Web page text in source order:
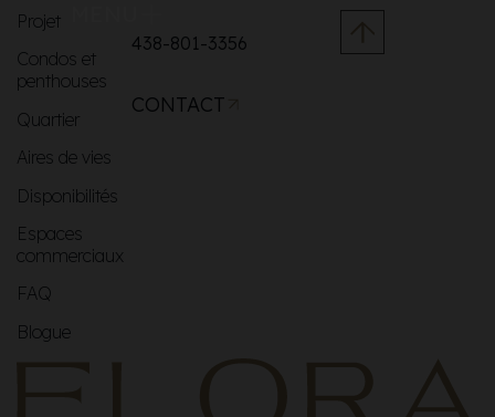
Projet
Condos et
penthouses
Quartier
Aires de vies
Disponibilités
Espaces
commerciaux
FAQ
Blogue
438-801-3356
CONTACT